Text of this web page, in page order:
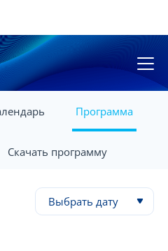
Программа
Скачать программу
Выбрать дату